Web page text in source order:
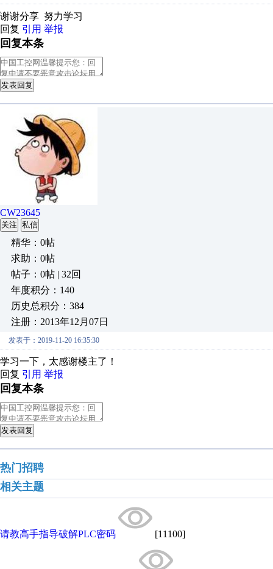
谢谢分享 努力学习
回复 引用 举报
回复本条
发表回复
CW23645
关注 私信
精华：0帖
求助：0帖
帖子：0帖 | 32回
年度积分：140
历史总积分：384
注册：2013年12月07日
发表于：2019-11-20 16:35:30
学习一下，太感谢楼主了！
回复 引用 举报
回复本条
发表回复
热门招聘
相关主题
请教高手指导破解PLC密码 [11100]